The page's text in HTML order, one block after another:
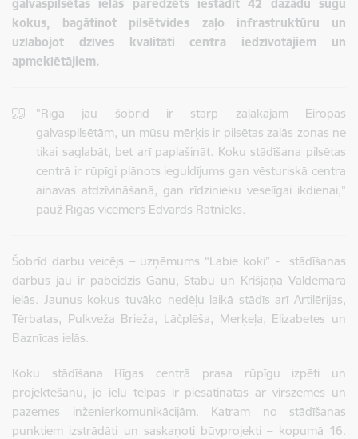
galvaspilsētas ielās paredzēts iestādīt 42 dažādu sugu
kokus, bagātinot pilsētvides zaļo infrastruktūru un
uzlabojot dzīves kvalitāti centra iedzīvotājiem un
apmeklētājiem.
"Rīga jau šobrīd ir starp zaļākajām Eiropas
galvaspilsētām, un mūsu mērķis ir pilsētas zaļās zonas ne
tikai saglabāt, bet arī paplašināt. Koku stādīšana pilsētas
centrā ir rūpīgi plānots ieguldījums gan vēsturiskā centra
ainavas atdzīvināšanā, gan rīdzinieku veselīgai ikdienai,"
pauž Rīgas vicemērs Edvards Ratnieks.
Šobrīd darbu veicējs – uzņēmums “Labie koki” - stādīšanas
darbus jau ir pabeidzis Ganu, Stabu un Krišjāņa Valdemāra
ielās. Jaunus kokus tuvāko nedēļu laikā stādīs arī Artilērijas,
Tērbatas, Pulkveža Brieža, Lāčplēša, Merķeļa, Elizabetes un
Baznīcas ielās.
Koku stādīšana Rīgas centrā prasa rūpīgu izpēti un
projektēšanu, jo ielu telpas ir piesātinātas ar virszemes un
pazemes inženierkomunikācijām. Katram no stādīšanas
punktiem izstrādāti un saskaņoti būvprojekti – kopumā 16.